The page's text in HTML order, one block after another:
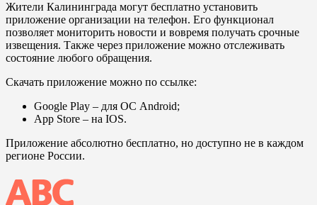
Жители Калининграда могут бесплатно установить
приложение организации на телефон. Его функционал
позволяет мониторить новости и вовремя получать срочные
извещения. Также через приложение можно отслеживать
состояние любого обращения.
Скачать приложение можно по ссылке:
Google Play – для ОС Android;
App Store – на IOS.
Приложение абсолютно бесплатно, но доступно не в каждом
регионе России.